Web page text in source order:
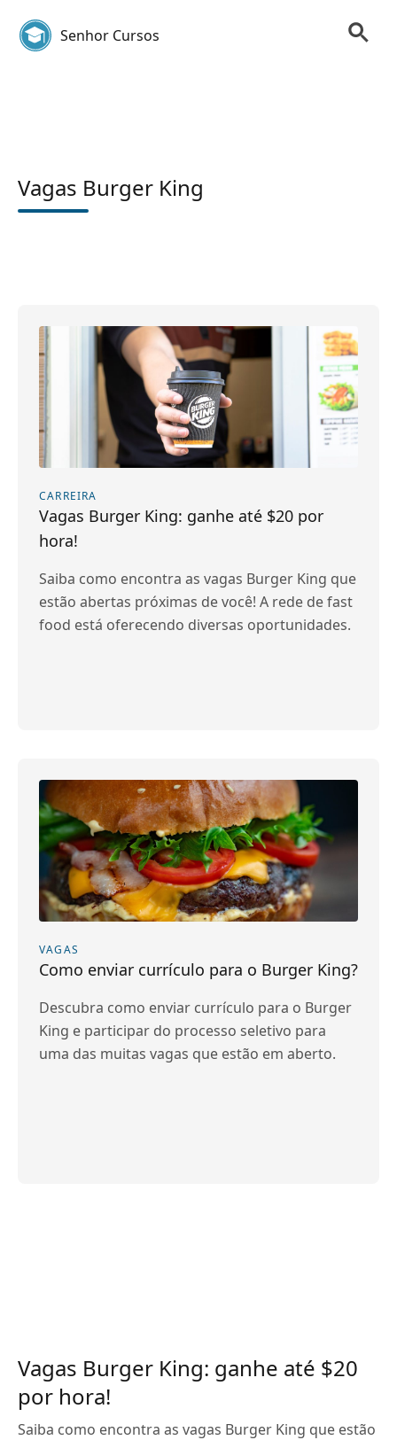
Senhor Cursos
Vagas Burger King
CARREIRA
Vagas Burger King: ganhe até $20 por
hora!
Saiba como encontra as vagas Burger King que
estão abertas próximas de você! A rede de fast
food está oferecendo diversas oportunidades.
VAGAS
Como enviar currículo para o Burger King?
Descubra como enviar currículo para o Burger
King e participar do processo seletivo para
uma das muitas vagas que estão em aberto.
Vagas Burger King: ganhe até $20
por hora!
Saiba como encontra as vagas Burger King que estão